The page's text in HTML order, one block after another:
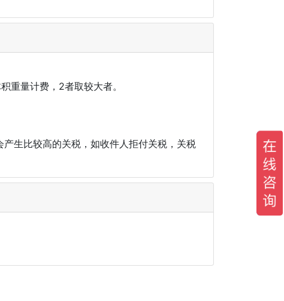
重量计费，2者取较大者。
生比较高的关税，如收件人拒付关税，关税